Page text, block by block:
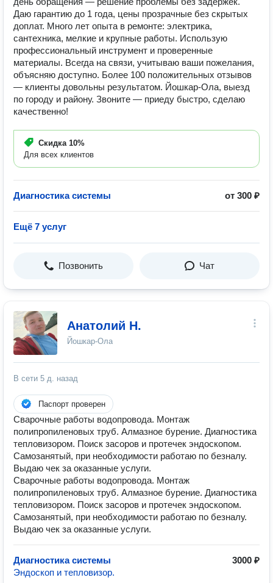
Даю гарантию до 1 года, цены прозрачные без скрытых
доплат. Много лет опыта в ремонте: электрика,
сантехника, мелкие и крупные работы. Использую
профессиональный инструмент и проверенные
материалы. Всегда на связи, учитываю ваши пожелания,
объясняю доступно. Более 100 положительных отзывов
— клиенты довольны результатом. Йошкар-Ола, выезд
по городу и району. Звоните — приеду быстро, сделаю
качественно!
Скидка 10%
Для всех клиентов
Диагностика системы от 300 ₽
Ещё 7 услуг
Позвонить Чат
Анатолий Н.
Йошкар-Ола
В сети 5 д. назад
Паспорт проверен
Сварочные работы водопровода. Монтаж
полипропиленовых труб. Алмазное бурение. Диагностика
тепловизором. Поиск засоров и протечек эндоскопом.
Самозанятый, при необходимости работаю по безналу.
Выдаю чек за оказанные услуги.
Сварочные работы водопровода. Монтаж
полипропиленовых труб. Алмазное бурение. Диагностика
тепловизором. Поиск засоров и протечек эндоскопом.
Самозанятый, при необходимости работаю по безналу.
Выдаю чек за оказанные услуги.
Диагностика системы
3000 ₽
Эндоскоп и тепловизор.